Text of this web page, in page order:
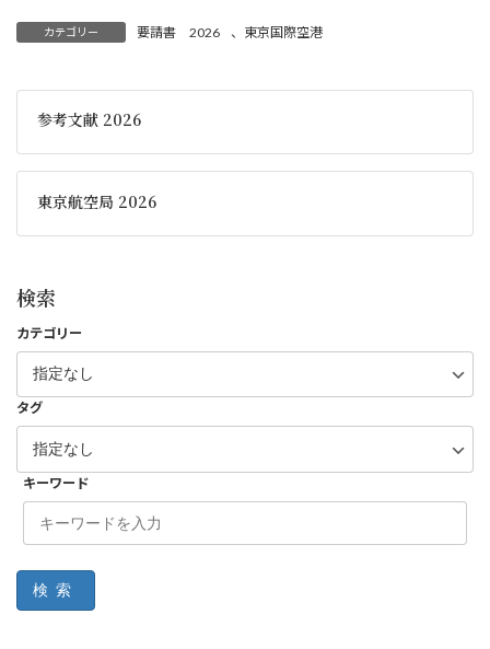
カテゴリー 要請書 2026 、 東京国際空港
参考文献 2026
東京航空局 2026
検索
カテゴリー
タグ
キーワード
検索